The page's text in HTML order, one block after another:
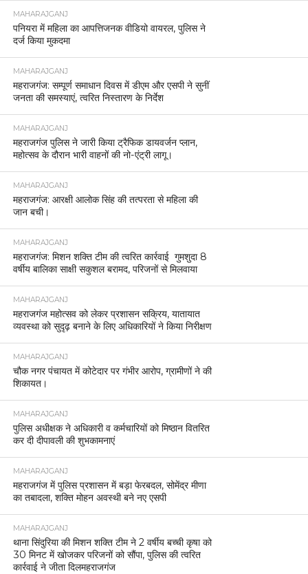
MAHARAJGANJ
पनियरा में महिला का आपत्तिजनक वीडियो वायरल, पुलिस ने
दर्ज किया मुकदमा
MAHARAJGANJ
महराजगंज: सम्पूर्ण समाधान दिवस में डीएम और एसपी ने सुनीं
जनता की समस्याएं, त्वरित निस्तारण के निर्देश
MAHARAJGANJ
महराजगंज पुलिस ने जारी किया ट्रैफिक डायवर्जन प्लान,
महोत्सव के दौरान भारी वाहनों की नो-एंट्री लागू।
MAHARAJGANJ
महराजगंज: आरक्षी आलोक सिंह की तत्परता से महिला की
जान बची।
MAHARAJGANJ
महराजगंज: मिशन शक्ति टीम की त्वरित कार्रवाई गुमशुदा 8
वर्षीय बालिका साक्षी सकुशल बरामद, परिजनों से मिलवाया
MAHARAJGANJ
महराजगंज महोत्सव को लेकर प्रशासन सक्रिय, यातायात
व्यवस्था को सुदृढ़ बनाने के लिए अधिकारियों ने किया निरीक्षण
MAHARAJGANJ
चौक नगर पंचायत में कोटेदार पर गंभीर आरोप, ग्रामीणों ने की
शिकायत।
MAHARAJGANJ
पुलिस अधीक्षक ने अधिकारी व कर्मचारियों को मिष्ठान वितरित
कर दी दीपावली की शुभकामनाएं
MAHARAJGANJ
महराजगंज में पुलिस प्रशासन में बड़ा फेरबदल, सोमेंद्र मीणा
का तबादला, शक्ति मोहन अवस्थी बने नए एसपी
MAHARAJGANJ
थाना सिंदुरिया की मिशन शक्ति टीम ने 2 वर्षीय बच्ची कृषा को
30 मिनट में खोजकर परिजनों को सौंपा, पुलिस की त्वरित
कार्रवाई ने जीता दिलमहराजगंज